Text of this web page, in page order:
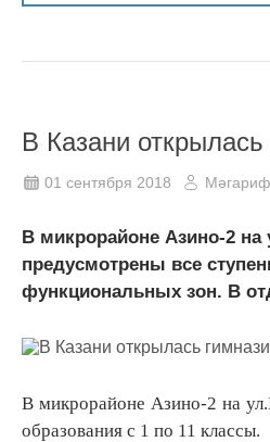
В Казани
01 сентября 2018 Мәгариф
В микрорайоне Азино-2 на
предусмотрены все
функциональных зон. В
В микрорайоне Азино-2 на
образования с 1 по 11 классы.